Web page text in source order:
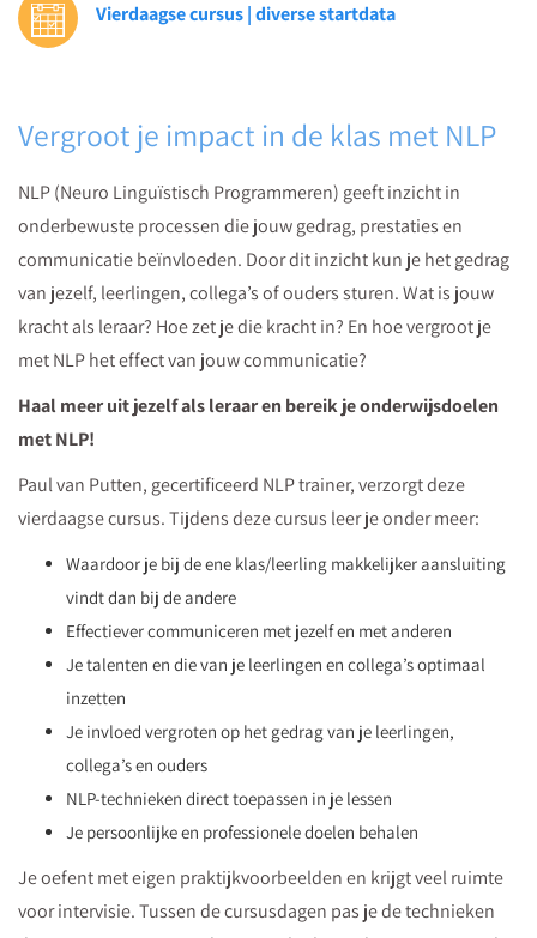
Vierdaagse cursus | diverse startdata
Vergroot je impact in de klas met NLP
NLP (Neuro Linguïstisch Programmeren) geeft inzicht in
onderbewuste processen die jouw gedrag, prestaties en
communicatie beïnvloeden. Door dit inzicht kun je het gedrag
van jezelf, leerlingen, collega’s of ouders sturen. Wat is jouw
kracht als leraar? Hoe zet je die kracht in? En hoe vergroot je
met NLP het effect van jouw communicatie?
Haal meer uit jezelf als leraar en bereik je onderwijsdoelen
met NLP!
Paul van Putten, gecertificeerd NLP trainer, verzorgt deze
vierdaagse cursus. Tijdens deze cursus leer je onder meer:
Waardoor je bij de ene klas/leerling makkelijker aansluiting
vindt dan bij de andere
Effectiever communiceren met jezelf en met anderen
Je talenten en die van je leerlingen en collega’s optimaal
inzetten
Je invloed vergroten op het gedrag van je leerlingen,
collega’s en ouders
NLP-technieken direct toepassen in je lessen
Je persoonlijke en professionele doelen behalen
Je oefent met eigen praktijkvoorbeelden en krijgt veel ruimte
voor intervisie. Tussen de cursusdagen pas je de technieken